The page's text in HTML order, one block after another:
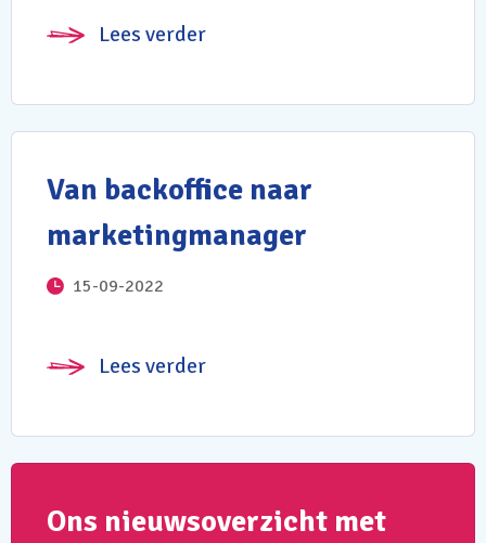
Lees verder
Van backoffice naar
marketingmanager
15-09-2022
Lees verder
Ons nieuwsoverzicht met